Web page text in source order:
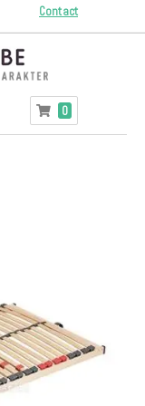
Contact
Winkelwagen
0producten